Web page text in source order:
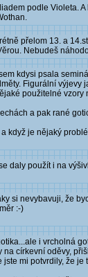
podle Violeta.
přelom 13. a
Nebudeš
kdysi psala
Figurální
použitelné
a pak rané
když je nějaký
daly použít i na
si nevybavuji, že
:-)
i vrcholná
církevní oděvy,
mi potvrdily, že